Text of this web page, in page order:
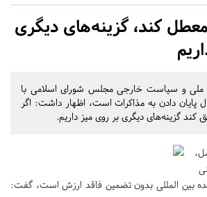
کند، گزینه‌های دیگری
و سیاست خارجی مجلس شورای اسلامی با
پایان دادن به مذاکرات است، اظهار داشت: اگر
کند گزینه‌های دیگری بر روی میز داریم.
بین المللی بدون تضمین فاقد ارزش است، گفت: